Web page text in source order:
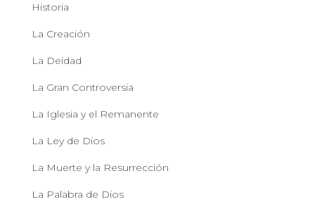
Historia
La Creación
La Deidad
La Gran Controversia
La Iglesia y el Remanente
La Ley de Dios
La Muerte y la Resurrección
La Palabra de Dios